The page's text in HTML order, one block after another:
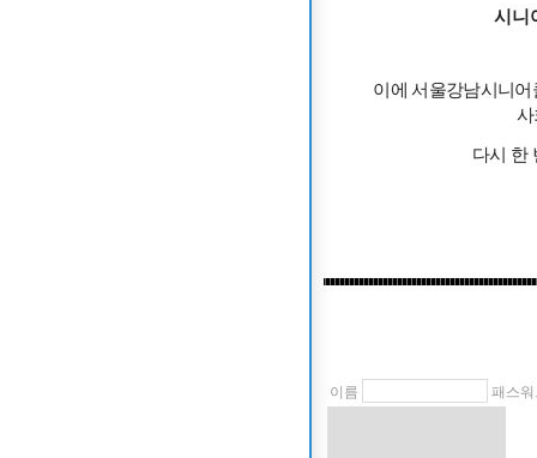
시니
이에 서울강남시니
사
다시 한
이름 패스